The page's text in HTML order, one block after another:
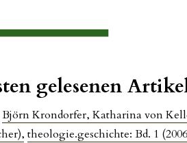
gelesenen
Björn Krondorfer, Katharina von
,theologie.geschichte: Bd. 1